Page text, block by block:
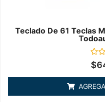
Teclado De 61 Teclas
en
de
5
$